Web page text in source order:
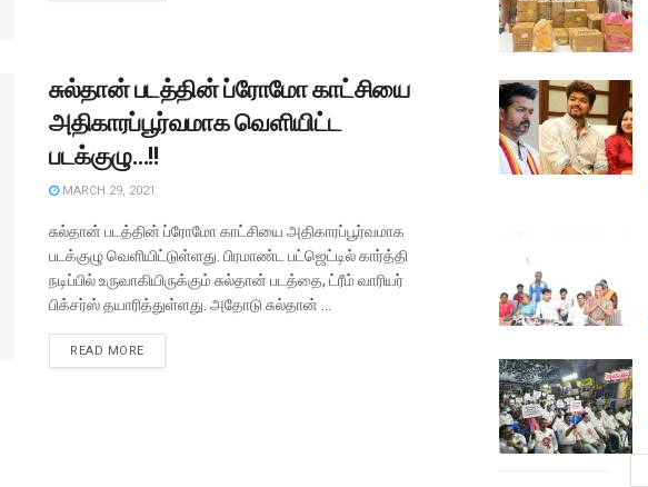
சுல்தான் படத்தின் ப்ரோமோ காட்சியை
அதிகாரப்பூர்வமாக வெளியிட்ட
படக்குழு…!!
MARCH 29, 2021
சுல்தான் படத்தின் ப்ரோமோ காட்சியை அதிகாரப்பூர்வமாக
படக்குழு வெளியிட்டுள்ளது. பிரமாண்ட பட்ஜெட்டில் கார்த்தி
நடிப்பில் உருவாகியிருக்கும் சுல்தான் படத்தை, ட்ரீம் வாரியர்
பிக்சர்ஸ் தயாரித்துள்ளது. அதோடு சுல்தான் ...
READ MORE